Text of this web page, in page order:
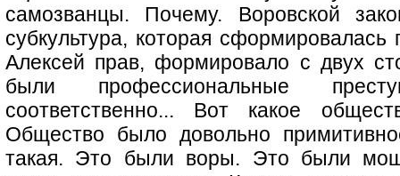
самозванцы. Почему. Воровской
субкультура, которая сформировалась
Алексей прав, формировало с двух
были профессиональные
соответственно... Вот какое
Общество было довольно
такая. Это были воры. Это были